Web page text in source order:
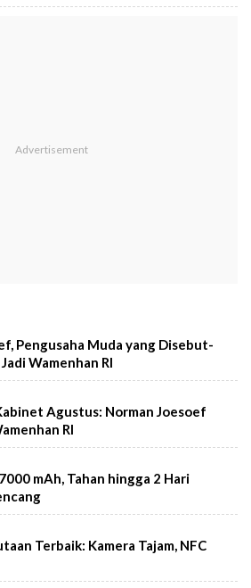
Pengusaha Muda yang Disebut-
Wamenhan RI
Agustus: Norman Joesoef
RI
mAh, Tahan hingga 2 Hari
Terbaik: Kamera Tajam, NFC